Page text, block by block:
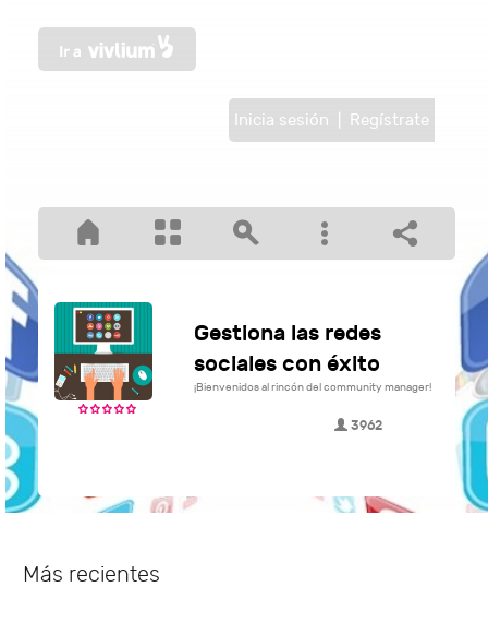
Inicia sesión Regístrate
Gestiona las redes
sociales con éxito
¡Bienvenidos al rincón del community manager!
3962
Más recientes